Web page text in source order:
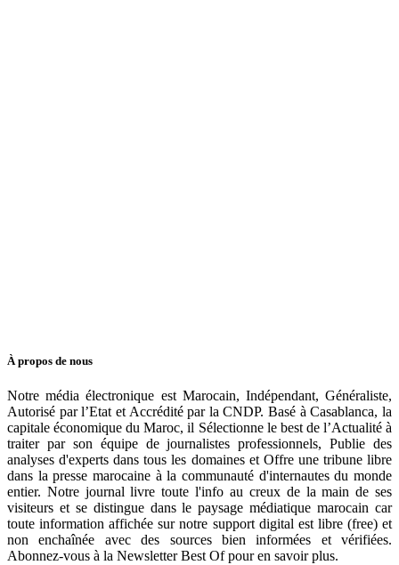
À propos de nous
Notre média électronique est Marocain, Indépendant, Généraliste,
Autorisé par l’Etat et Accrédité par la CNDP. Basé à Casablanca, la
capitale économique du Maroc, il Sélectionne le best de l’Actualité à
traiter par son équipe de journalistes professionnels, Publie des
analyses d'experts dans tous les domaines et Offre une tribune libre
dans la presse marocaine à la communauté d'internautes du monde
entier. Notre journal livre toute l'info au creux de la main de ses
visiteurs et se distingue dans le paysage médiatique marocain car
toute information affichée sur notre support digital est libre (free) et
non enchaînée avec des sources bien informées et vérifiées.
Abonnez-vous à la Newsletter Best Of pour en savoir plus.